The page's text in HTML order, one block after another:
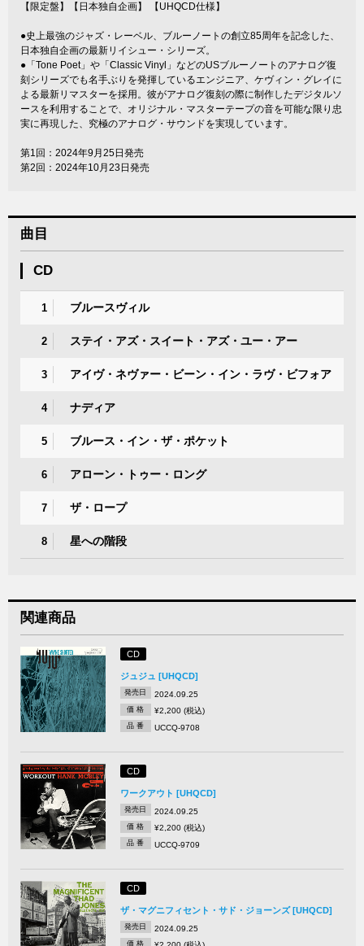
【限定盤】【日本独自企画】 【UHQCD仕様】
●史上最強のジャズ・レーベル、ブルーノートの創立85周年を記念した、
日本独自企画の最新リイシュー・シリーズ。
●「Tone Poet」や「Classic Vinyl」などのUSブルーノートのアナログ復
刻シリーズでも名手ぶりを発揮しているエンジニア、ケヴィン・グレイに
よる最新リマスターを採用。彼がアナログ復刻の際に制作したデジタルソ
ースを利用することで、オリジナル・マスターテープの音を可能な限り忠
実に再現した、究極のアナログ・サウンドを実現しています。
第1回：2024年9月25日発売
第2回：2024年10月23日発売
曲目
CD
1 ブルースヴィル
2 ステイ・アズ・スイート・アズ・ユー・アー
3 アイヴ・ネヴァー・ビーン・イン・ラヴ・ビフォア
4 ナディア
5 ブルース・イン・ザ・ポケット
6 アローン・トゥー・ロング
7 ザ・ロープ
8 星への階段
関連商品
CD
ジュジュ [UHQCD]
発売日 2024.09.25
価 格 ¥2,200 (税込)
品 番 UCCQ-9708
CD
ワークアウト [UHQCD]
発売日 2024.09.25
価 格 ¥2,200 (税込)
品 番 UCCQ-9709
CD
ザ・マグニフィセント・サド・ジョーンズ [UHQCD]
発売日 2024.09.25
価 格